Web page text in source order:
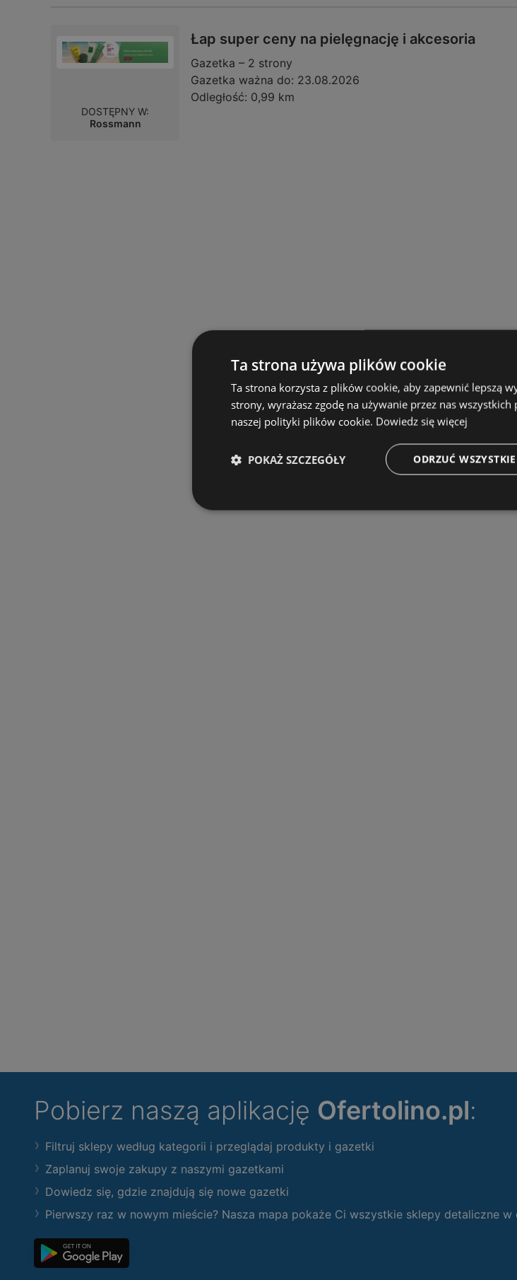
Łap super ceny na pielęgnację i akcesoria
Gazetka – 2 strony
Gazetka ważna do: 23.08.2026
Odległość: 0,99 km
DOSTĘPNY W:
Rossmann
Pobierz naszą aplikację Ofertolino.pl:
Filtruj sklepy według kategorii i przeglądaj produkty i gazetki
Zaplanuj swoje zakupy z naszymi gazetkami
Dowiedz się, gdzie znajdują się nowe gazetki
Pierwszy raz w nowym mieście? Nasza mapa pokaże Ci wszystkie sklepy detaliczne w
Ta strona używa plików cookie
Ta strona korzysta z plików cookie, aby zapewnić lepszą
strony, wyrażasz zgodę na używanie przez nas
naszej polityki plików cookie. Dowiedz się więcej
ODRZUĆ WSZYSTKIE
POKAŻ SZCZEGÓŁY